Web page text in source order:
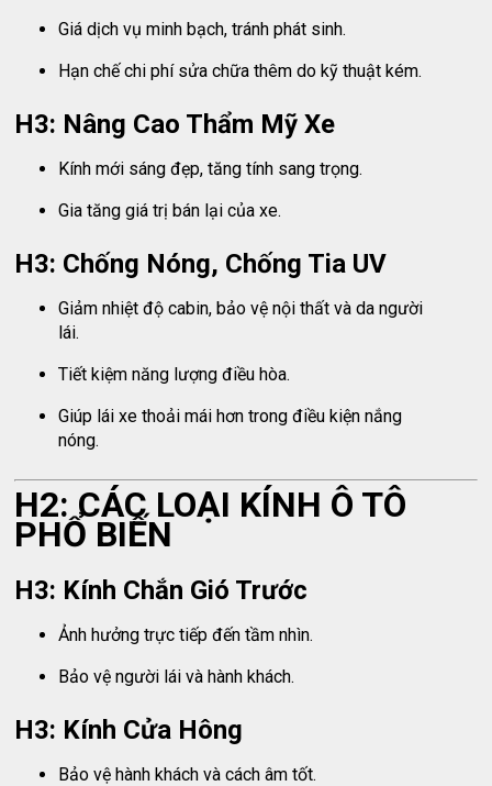
Giá dịch vụ minh bạch, tránh phát sinh.
Hạn chế chi phí sửa chữa thêm do kỹ thuật kém.
H3: Nâng Cao Thẩm Mỹ Xe
Kính mới sáng đẹp, tăng tính sang trọng.
Gia tăng giá trị bán lại của xe.
H3: Chống Nóng, Chống Tia UV
Giảm nhiệt độ cabin, bảo vệ nội thất và da người
lái.
Tiết kiệm năng lượng điều hòa.
Giúp lái xe thoải mái hơn trong điều kiện nắng
nóng.
H2: CÁC LOẠI KÍNH Ô TÔ
PHỔ BIẾN
H3: Kính Chắn Gió Trước
Ảnh hưởng trực tiếp đến tầm nhìn.
Bảo vệ người lái và hành khách.
H3: Kính Cửa Hông
Bảo vệ hành khách và cách âm tốt.